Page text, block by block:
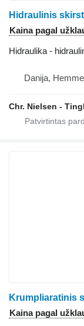
Kaina pagal
Hidraulika -
Danija,
Chr. Nielsen -
Kaina pagal